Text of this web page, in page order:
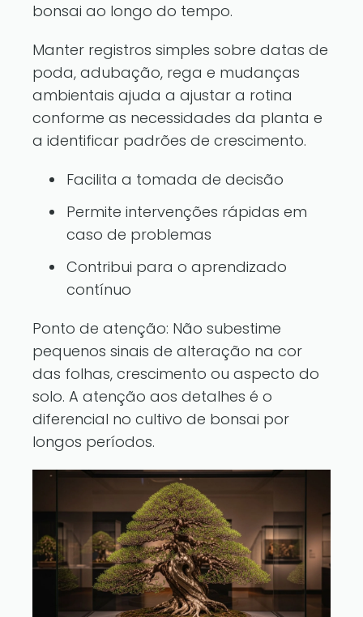
bonsai ao longo do tempo.
Manter registros simples sobre datas de
poda, adubação, rega e mudanças
ambientais ajuda a ajustar a rotina
conforme as necessidades da planta e
a identificar padrões de crescimento.
Facilita a tomada de decisão
Permite intervenções rápidas em
caso de problemas
Contribui para o aprendizado
contínuo
Ponto de atenção: Não subestime
pequenos sinais de alteração na cor
das folhas, crescimento ou aspecto do
solo. A atenção aos detalhes é o
diferencial no cultivo de bonsai por
longos períodos.